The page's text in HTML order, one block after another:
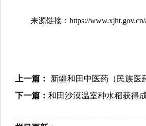
来源链接：https://www.xjht.gov.cn/
上一篇：
新疆和田中医药（民族
下一篇： 和田沙漠温室种水稻获得